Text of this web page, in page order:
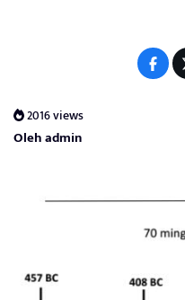
2016 views
Oleh admin